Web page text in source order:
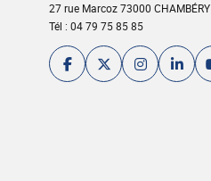
27 rue Marcoz 73000 CHAMBÉRY
Tél : 04 79 75 85 85